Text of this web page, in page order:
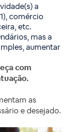
a
comércio
etc.
mas a
aumentar
com
as
e desejado.